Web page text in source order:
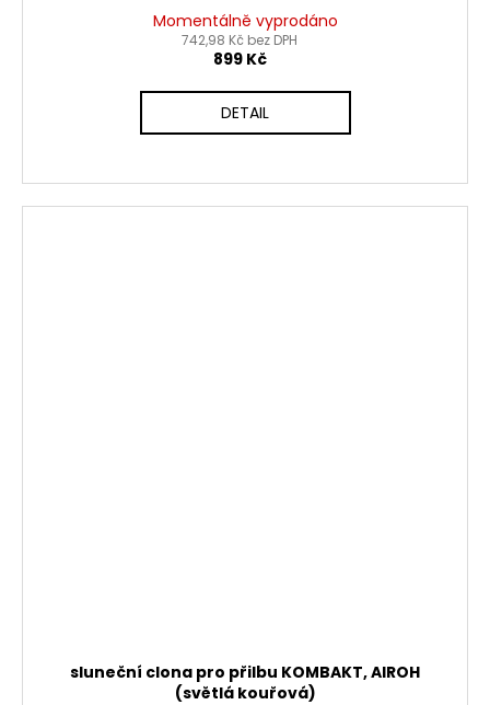
Momentálně vyprodáno
742,98 Kč bez DPH
899 Kč
DETAIL
sluneční clona pro přilbu KOMBAKT, AIROH
(světlá kouřová)